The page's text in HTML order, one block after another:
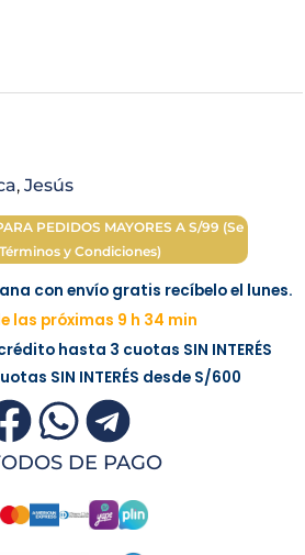
, Jesús
PEDIDOS MAYORES A S/99 (Se
y Condiciones)
con envío gratis recíbelo el lunes.
las próximas 9 h 34 min
hasta 3 cuotas SIN INTERÉS
SIN INTERÉS desde S/600
DE PAGO